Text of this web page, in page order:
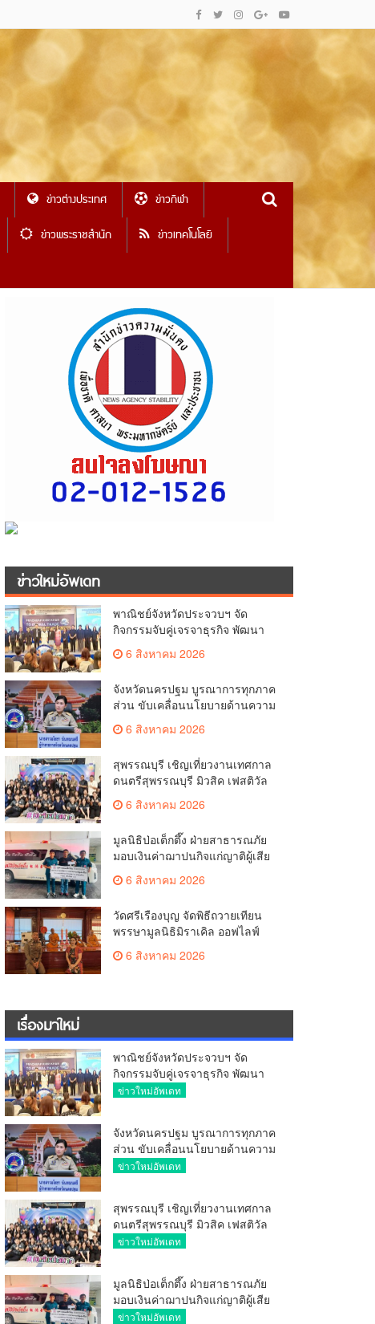
ข่าวต่างประเทศ
ข่าวกีฬา
ข่าวพระราชสำนัก
ข่าวเทคโนโลยี
ข่าวใหม่อัพเดท
พาณิชย์จังหวัดประจวบฯ จัด
กิจกรรมจับคู่เจรจาธุรกิจ พัฒนา
ศักยภาพ ผู้ประกอบการ ขยายช่อง
ทางการค้า สู่การค้าระหว่าง
6 สิงหาคม 2026
จังหวัดนครปฐม บูรณาการทุกภาค
ส่วน ขับเคลื่อนนโยบายด้านความ
มั่นคง ยกระดับการป้องกัน
อาชญากรรมทางเทคโนโลยี
6 สิงหาคม 2026
สุพรรณบุรี เชิญเที่ยวงานเทศกาล
ดนตรีสุพรรณบุรี มิวสิค เฟสติวัล
มันส์ เหน่อมาก
6 สิงหาคม 2026
มูลนิธิป่อเต็กตึ๊ง ฝ่ายสาธารณภัย
มอบเงินค่าฌาปนกิจแก่ญาติผู้เสีย
ชีวิต จากเหตุเพลิงไหม้ โรงเบียร์ ณ
ลาดพร้าว จำนวน 20,000 บาท
6 สิงหาคม 2026
วัดศรีเรืองบุญ จัดพิธีถวายเทียน
พรรษามูลนิธิมิราเคิล ออฟไลฟ์
ประจำปี 2569 พล.ต.ต.ศิริวัฒน์
ดีพอ ให้เกียรติเป็นประธาน
6 สิงหาคม 2026
เรื่องมาใหม่
พาณิชย์จังหวัดประจวบฯ จัด
กิจกรรมจับคู่เจรจาธุรกิจ พัฒนา
ศักยภาพ ผู้ประกอบการ ขยายช่อง
ข่าวใหม่อัพเดท
จังหวัดนครปฐม บูรณาการทุกภาค
ส่วน ขับเคลื่อนนโยบายด้านความ
มั่นคง ยกระดับการป้องกัน
ข่าวใหม่อัพเดท
สุพรรณบุรี เชิญเที่ยวงานเทศกาล
ดนตรีสุพรรณบุรี มิวสิค เฟสติวัล
มันส์ เหน่อมาก
ข่าวใหม่อัพเดท
มูลนิธิป่อเต็กตึ๊ง ฝ่ายสาธารณภัย
มอบเงินค่าฌาปนกิจแก่ญาติผู้เสีย
ชีวิต จากเหตุเพลิงไหม้ โรงเบียร์ ณ
ข่าวใหม่อัพเดท